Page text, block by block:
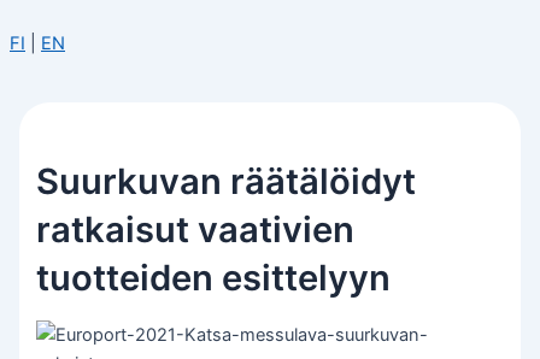
FI EN
Suurkuvan räätälöidyt
ratkaisut vaativien
tuotteiden esittelyyn